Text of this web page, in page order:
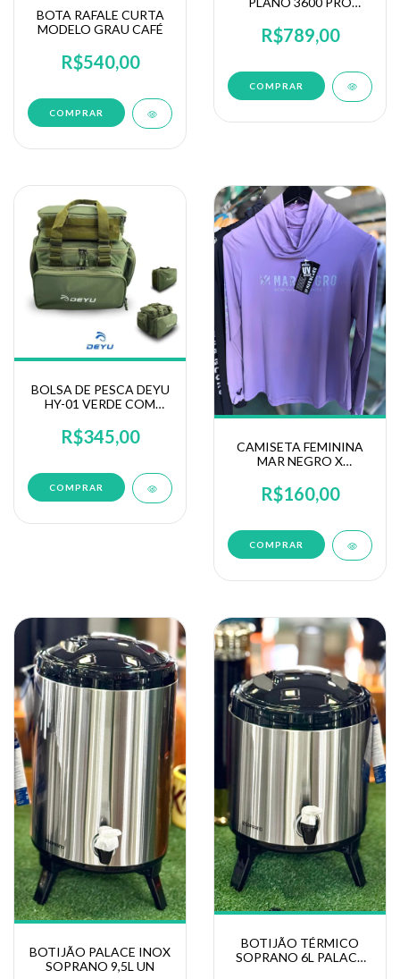
BOTA RAFALE CURTA
MODELO GRAU CAFÉ
R$540,00
COMPRAR
R$789,00
BOLSA DE PESCA DEYU
HY-01 VERDE COM
CARRETILHA
R$345,00
CAMISETA FEMININA
MAR NEGRO X
EDUARDO MONTEIRO
(49440)
R$160,00
COMPRAR
BOTIJÃO PALACE INOX
SOPRANO 9,5L UN
BOTIJÃO TÉRMICO
SOPRANO 6L PALACE